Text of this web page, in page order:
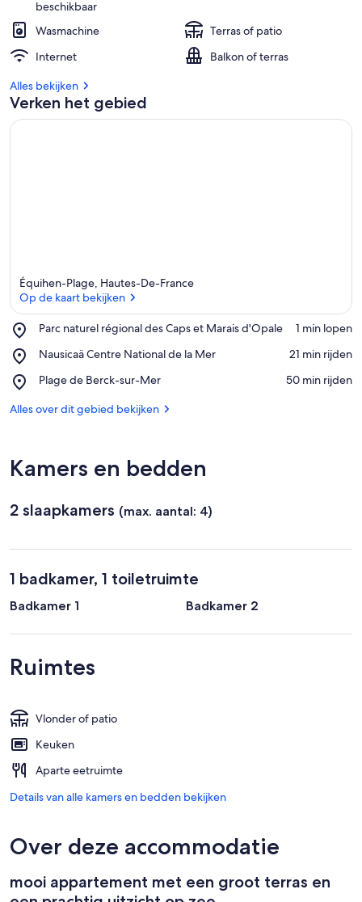
beschikbaar
Wasmachine
Terras of patio
Internet
Balkon of terras
Alles bekijken
Verken het gebied
Équihen-Plage, Hautes-De-France
Op de kaart bekijken
Parc naturel régional des Caps et Marais d'Opale
Place,
naturel
des
et
‪1 min lopen‬
Nausicaä Centre National de la Mer
Place,
Centre
de
‪21 min rijden‬
Plage de Berck-sur-Mer
Place,
de
‪50 min rijden‬
Alles over dit gebied bekijken
Kamers en bedden
2 slaapkamers (max. aantal: 4)
1 badkamer, 1 toiletruimte
Badkamer 1 Badkamer 2
Ruimtes
Vlonder of patio
Keuken
Aparte eetruimte
Details van alle kamers en bedden bekijken
Over deze accommodatie
mooi appartement met een groot terras en